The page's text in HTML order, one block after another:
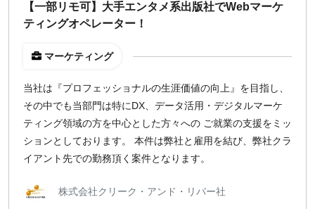
【一部リモ可】大手エンタメ系出版社でWebマーケ
ティングオペレーター！
マーケティング
当社は『プロフェッショナルの生涯価値の向上』を目指し、
その中でも当部門は特にDX、データ活用・デジタルマーケ
ティング領域の方を中心とした方々への ご就業の支援をミッ
ションとしております。 本件は弊社と雇用を結び、弊社クラ
イアント先での勤務頂く案件となります。
株式会社クリーク・アンド・リバー社